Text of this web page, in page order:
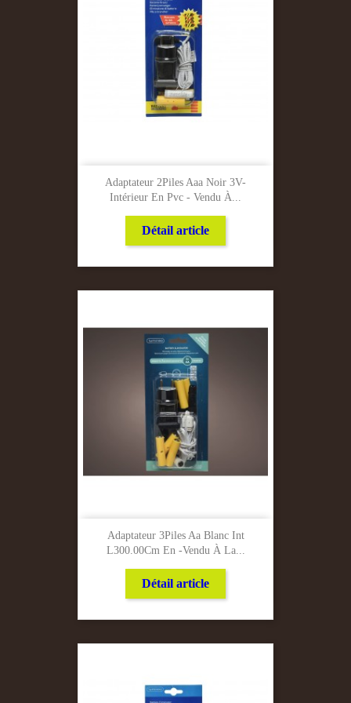
Adaptateur 2Piles Aaa Noir 3V-
Intérieur En Pvc - Vendu À...
Détail article
Adaptateur 3Piles Aa Blanc Int
L300.00Cm En -Vendu À La...
Détail article